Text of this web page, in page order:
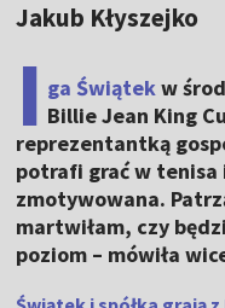
Jakub Kłyszejko
I ga Świątekw
Billie Jean King
reprezentantką
potrafi grać w
zmotywowana.
martwiłam, czy
poziom – mówiła